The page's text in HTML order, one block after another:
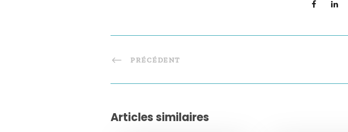
PRÉCÉDENT
Articles similaires